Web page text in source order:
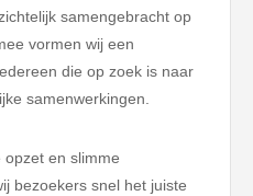
samengebracht op
vormen wij een
die op zoek is naar
samenwerkingen.
en slimme
bezoekers snel het juiste